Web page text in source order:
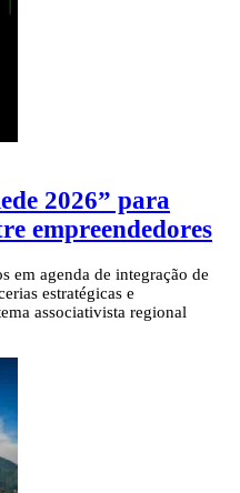
2026” para
empreendedores
em agenda de integração de
estratégicas e
associativista regional